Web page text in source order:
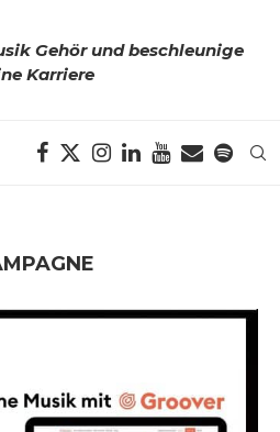
Gehör und beschleunige
Karriere